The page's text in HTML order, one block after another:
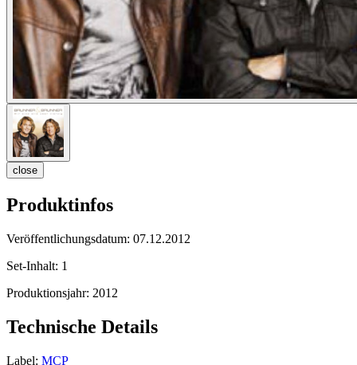
close
Produktinfos
Veröffentlichungsdatum: 07.12.2012
Set-Inhalt: 1
Produktionsjahr: 2012
Technische Details
Label: MCP